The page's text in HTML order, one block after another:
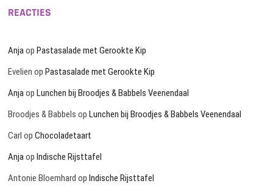
REACTIES
AnjaopPastasalade met Gerookte Kip
Evelien opPastasalade met Gerookte Kip
AnjaopLunchen bij Broodjes & Babbels Veenendaal
Broodjes & Babbels opLunchen bij Broodjes & Babbels Veenendaal
Carl opChocoladetaart
AnjaopIndische Rijsttafel
Antonie Bloemhard opIndische Rijsttafel